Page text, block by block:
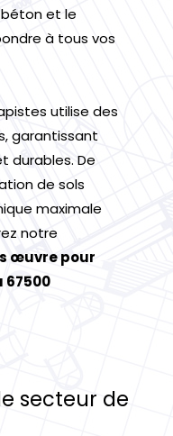
et le
à tous vos
utilise des
garantissant
durables. De
de sols
maximale
notre
œuvre pour
67500
secteur de